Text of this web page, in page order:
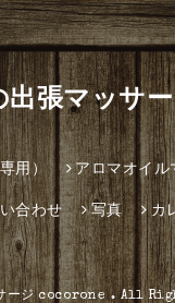
出張マッサ
用） アロマオイル
合わせ 写真 カ
ージ cocorone. All